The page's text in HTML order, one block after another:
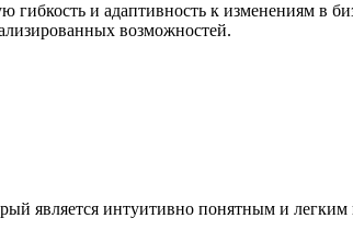
и адаптивность к изменениям в
возможностей.
является интуитивно понятным и